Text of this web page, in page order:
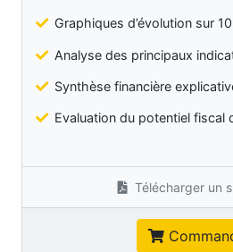
Graphiques d’évolution sur
Analyse des principaux
Synthèse financière
Evaluation du potentiel fiscal
Télécharger un